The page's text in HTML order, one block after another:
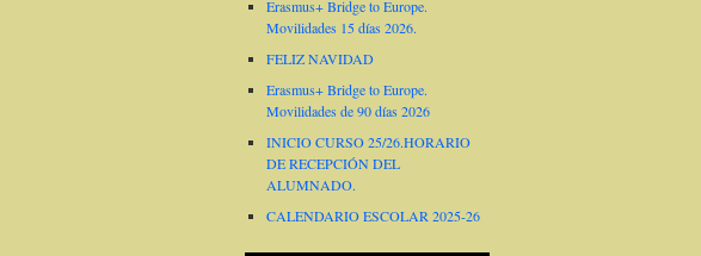
Erasmus+ Bridge to Europe.
Movilidades 15 días 2026.
FELIZ NAVIDAD
Erasmus+ Bridge to Europe.
Movilidades de 90 días 2026
INICIO CURSO 25/26.HORARIO
DE RECEPCIÓN DEL
ALUMNADO.
CALENDARIO ESCOLAR 2025-26